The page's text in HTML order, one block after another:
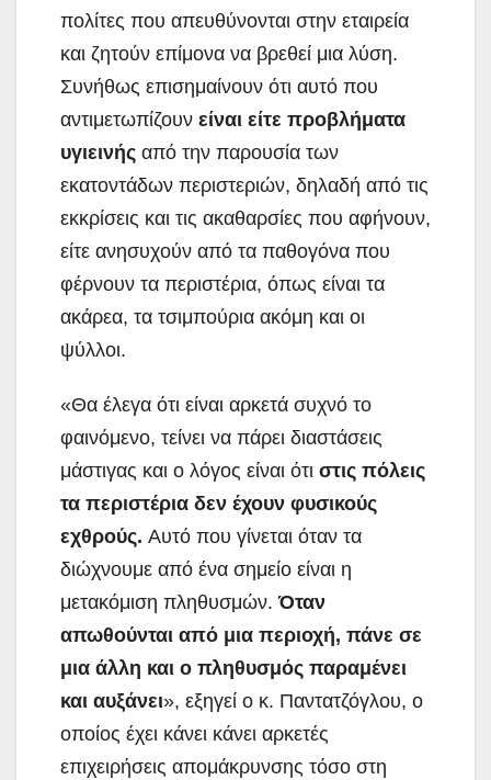
πολίτες που απευθύνονται στην εταιρεία
και ζητούν επίμονα να βρεθεί μια λύση.
Συνήθως επισημαίνουν ότι αυτό που
αντιμετωπίζουν είναι είτε προβλήματα
υγιεινής από την παρουσία των
εκατοντάδων περιστεριών, δηλαδή από τις
εκκρίσεις και τις ακαθαρσίες που αφήνουν,
είτε ανησυχούν από τα παθογόνα που
φέρνουν τα περιστέρια, όπως είναι τα
ακάρεα, τα τσιμπούρια ακόμη και οι
ψύλλοι.
«Θα έλεγα ότι είναι αρκετά συχνό το
φαινόμενο, τείνει να πάρει διαστάσεις
μάστιγας και ο λόγος είναι ότι στις πόλεις
τα περιστέρια δεν έχουν φυσικούς
εχθρούς. Αυτό που γίνεται όταν τα
διώχνουμε από ένα σημείο είναι η
μετακόμιση πληθυσμών.Όταν
απωθούνται από μια περιοχή, πάνε σε
μια άλλη και ο πληθυσμός παραμένει
και αυξάνει», εξηγεί ο κ. Παντατζόγλου, ο
οποίος έχει κάνει κάνει αρκετές
επιχειρήσεις απομάκρυνσης τόσο στη